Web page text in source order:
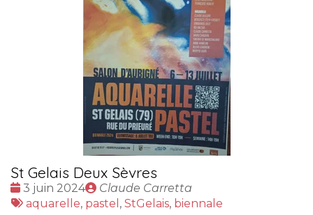
St Gelais Deux Sèvres
Date
:
3 juin 2024
Publié
par
Claude Carretta
Tags
aquarelle, pastel , StGelais, biennale